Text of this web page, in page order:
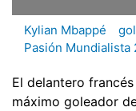
Kylian Mbappé
Pasión Mundialista
El delantero francés
máximo goleador